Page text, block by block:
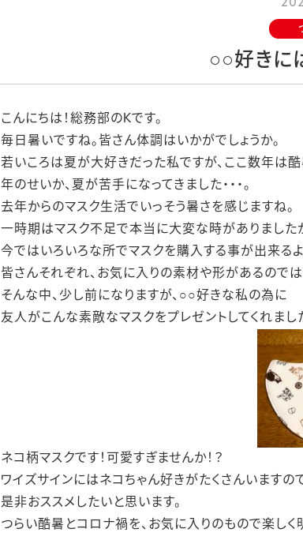
○○好きに
こんにちは！総務部のKです。
毎日暑いですね。皆さん体調はいかがでしょうか。
若いころは夏が大好きだった私ですが、ここ数年は酷
年のせいか、夏が苦手になってきました・・・。
去年からのマスク生活でいっそう暑さを感じますね。
一時期はマスク不足で本当に大変な時がありました
今ではいろいろな所でマスクを購入する事が出来るよ
皆さんそれぞれ、お気に入りの素材や形があるのでは
そんな中、少し前になりますが、○○好きな私の為に
友人がこんな素敵なマスクをプレゼントしてくれまし
ネコ柄マスクです！可愛すぎませんか！？
ワイズサインにはネコちゃん好きがたくさんいますので
是非おススメしたいと思います。
つらい酷暑とコロナ禍を、お気に入りのもので楽しく明